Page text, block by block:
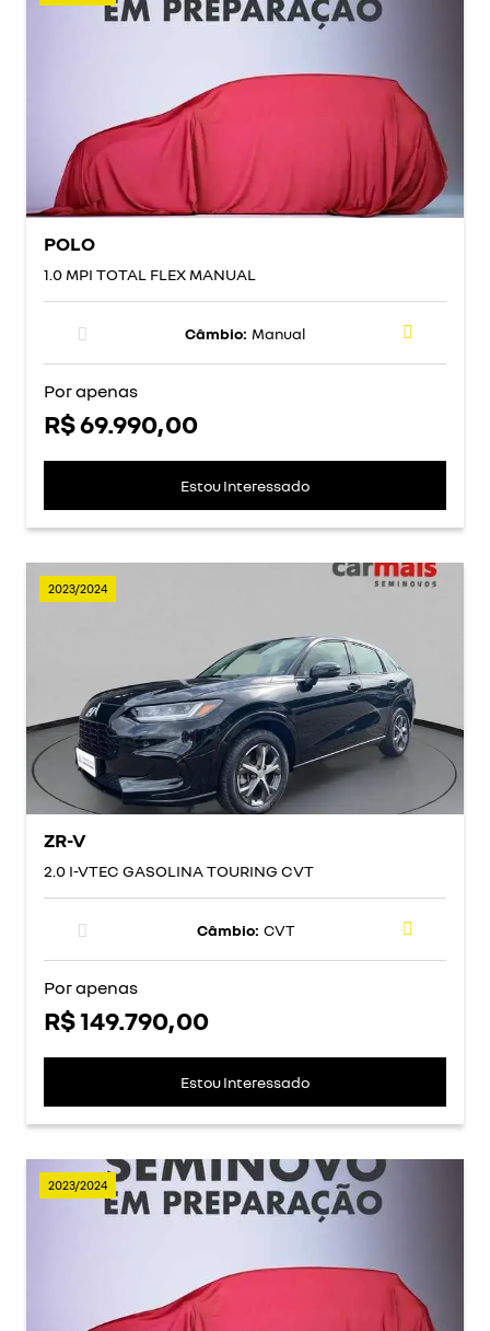
POLO
1.0 MPI TOTAL FLEX MANUAL
Câmbio: Manual
Por apenas
R$ 69.990,00
Estou Interessado
2023/2024
ZR-V
2.0 I-VTEC GASOLINA TOURING CVT
Câmbio: CVT
Por apenas
R$ 149.790,00
Estou Interessado
2023/2024